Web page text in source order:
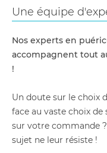
Une équipe
Nos experts en
accompagnent tout
!
Un doute sur le choix
face au vaste choix
sur votre commande
sujet ne leur résiste !